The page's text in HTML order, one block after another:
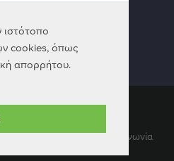
ιστότοπο
cookies, όπως
απορρήτου.
Επικοινωνία